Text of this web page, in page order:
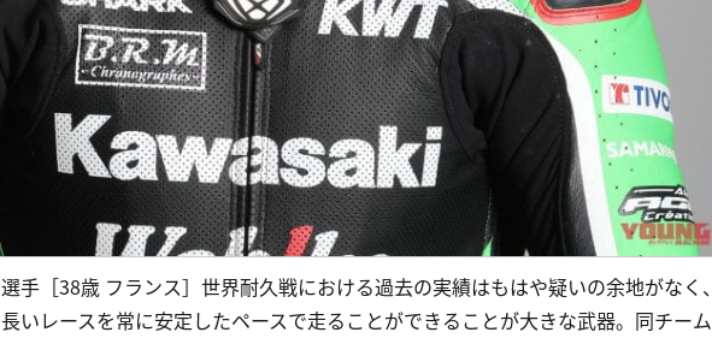
手［38歳 フランス］世界耐久戦における過去の実績はもはや疑いの余地がなく、
いレースを常に安定したペースで走ることができることが大きな武器。同チーム